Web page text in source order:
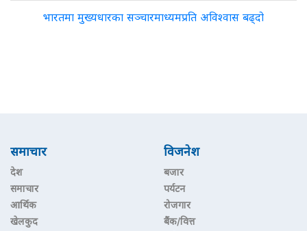
भारतमा मुख्यधारका सञ्चारमाध्यमप्रति अविश्वास बढ्दो
समाचार
देश
समाचार
आर्थिक
खेलकुद
विजनेश
बजार
पर्यटन
रोजगार
बैंक/वित्त